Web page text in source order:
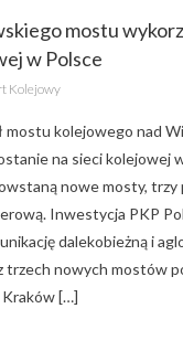
mostu
w Polsce
Kolejowy
mostu kolejowego nad
na sieci kolejowej
nowe mosty, trzy
Inwestycja PKP
dalekobieżną i
trzech nowych mostów
Kraków […]